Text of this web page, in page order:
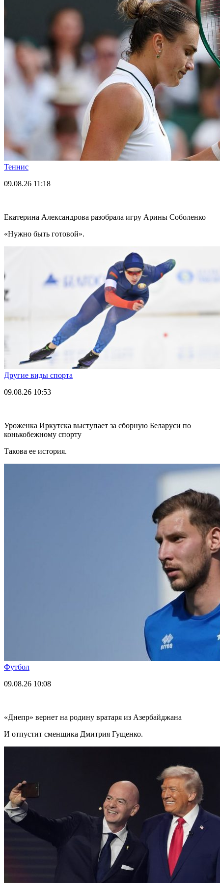
Теннис
09.08.26 11:18
Екатерина Александрова разобрала игру Арины Соболенко
«Нужно быть готовой».
Другие виды спорта
09.08.26 10:53
Уроженка Иркутска выступает за сборную Беларуси по
конькобежному спорту
Такова ее история.
Футбол
09.08.26 10:08
«Днепр» вернет на родину вратаря из Азербайджана
И отпустит сменщика Дмитрия Гущенко.